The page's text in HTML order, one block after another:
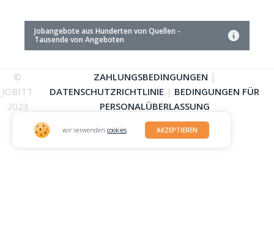
Jobangebote aus Hunderten von Quellen -
Tausende von Angeboten
©
JOBITT
2023
ZAHLUNGSBEDINGUNGEN |
DATENSCHUTZRICHTLINIE | BEDINGUNGEN FÜR
PERSONALÜBERLASSUNG
wir verwenden cookies AKZEPTIEREN